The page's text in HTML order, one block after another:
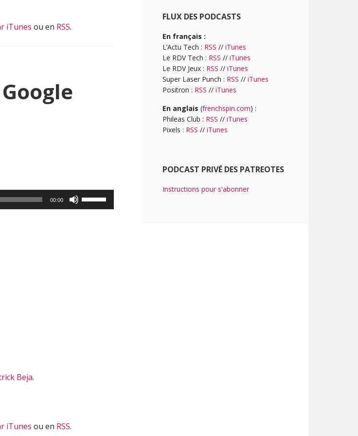
iTunes ou en RSS.
00:00
les
Beja.
iTunes ou en RSS.
FLUX DES PODCASTS
En français :
L’Actu Tech : RSS // iTunes
Le RDV Tech : RSS // iTunes
Le RDV Jeux : RSS // iTunes
Super Laser Punch : RSS // iTunes
Positron : RSS // iTunes
En anglais (frenchspin.com) :
Phileas Club : RSS // iTunes
Pixels : RSS // iTunes
PODCAST PRIVÉ DES PATREOTES
Instructions pour s'abonner